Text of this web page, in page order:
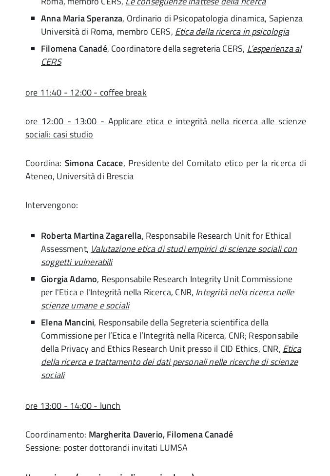
Anna Maria Speranza, Ordinario di Psicopatologia dinamica, Sapienza
Università di Roma, membro CERS, Etica della ricerca in psicologia
Filomena Canadé, Coordinatore della segreteria CERS, L’esperienza al
CERS
ore 11:40 - 12:00 - coffee break
ore 12:00 - 13:00 - Applicare etica e integrità nella ricerca alle scienze
sociali: casi studio
Coordina:Simona Cacace, Presidente del Comitato etico per la ricerca di
Ateneo, Università di Brescia
Intervengono:
Roberta Martina Zagarella, Responsabile Research Unit for Ethical
Assessment, Valutazione etica di studi empirici di scienze sociali con
soggetti vulnerabili
Giorgia Adamo, Responsabile Research Integrity Unit Commissione
per l'Etica e l'Integrità nella Ricerca, CNR, Integrità nella ricerca nelle
scienze umane e sociali
Elena Mancini, Responsabile della Segreteria scientifica della
Commissione per l’Etica e l’Integrità nella Ricerca, CNR; Responsabile
della Privacy and Ethics Research Unit presso il CID Ethics, CNR, Etica
della ricerca e trattamento dei dati personali nelle ricerche di scienze
sociali
ore 13:00 - 14:00 - lunch
Coordinamento: Margherita Daverio, Filomena Canadé
Sessione: poster dottorandi invitati LUMSA